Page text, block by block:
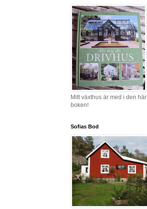
Mitt växthus är med i den här
boken!
Sofias Bod